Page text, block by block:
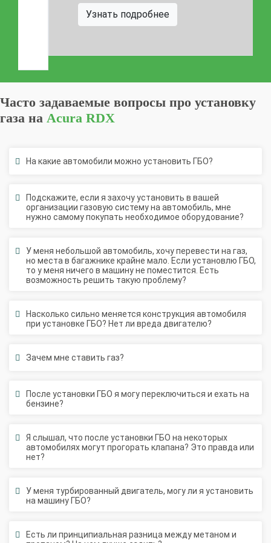
Узнать подробнее
газа наAcura RDX
организации газовую систему на автомобиль, мне
нужно самому покупать необходимое оборудование?
но места в багажнике крайне мало. Если установлю ГБО,
то у меня ничего в машину не поместится. Есть
возможность решить такую проблему?
при установке ГБО? Нет ли вреда двигателю?
бензине?
автомобилях могут прогорать клапана? Это правда или
нет?
на машину ГБО?
пропаном? На чем лучше ездить?